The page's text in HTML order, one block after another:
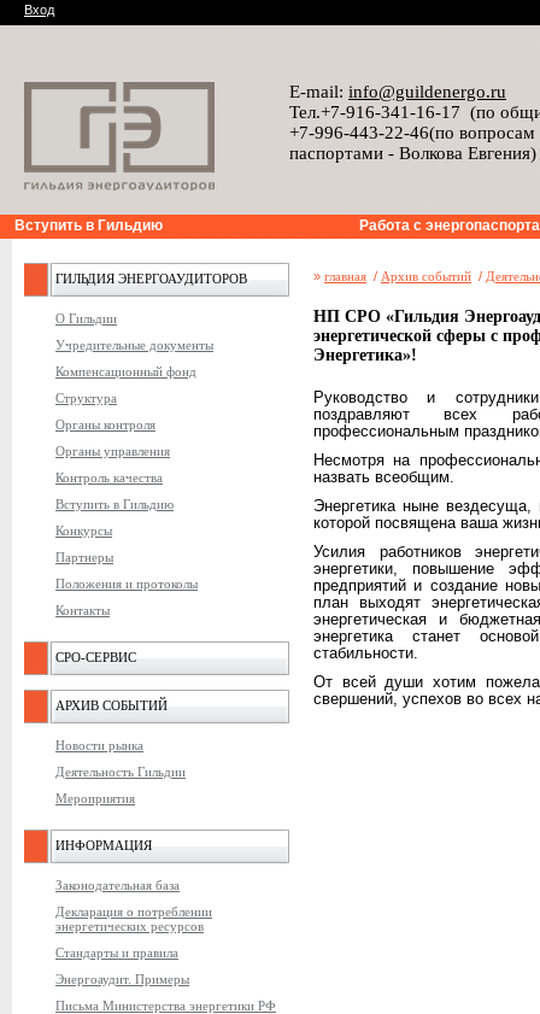
Вход
E-mail: info@guildenergo.ru
Тел.+7-916-341-16-17 (по
+7-996-443-22-46(по
паспортами - Волкова Евгения)
Вступить в Гильдию Работа с
ГИЛЬДИЯ ЭНЕРГОАУДИТОРОВ
О Гильдии
Учредительные документы
Компенсационный фонд
Структура
Органы контроля
Органы управления
Контроль качества
Вступить в Гильдию
Конкурсы
Партнеры
Положения и протоколы
Контакты
СРО-СЕРВИС
АРХИВ СОБЫТИЙ
Новости рынка
Деятельность Гильдии
Мероприятия
ИНФОРМАЦИЯ
Законодательная база
Декларация о потреблении
энергетических ресурсов
Стандарты и правила
Энергоаудит. Примеры
Письма Министерства энергетики РФ
» главная / Архив событий /
НП СРО «Гильдия
энергетической сферы с
Энергетика»!
Руководство и
поздравляют всех
профессиональным
Несмотря на
назвать всеобщим.
Энергетика ныне
которой посвящена ваша
Усилия работников
энергетики, повышение
предприятий и создание
план выходят
энергетическая и
энергетика станет
стабильности.
От всей души хотим
свершений, успехов во всех